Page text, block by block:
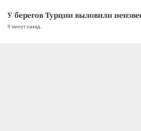
У берегов Турции выловили
9 минут назад